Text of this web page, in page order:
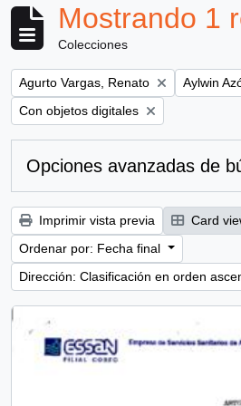
Mostrando 1
Colecciones
Remove filter:
Agurto Vargas, Renato Remove
Aylwin
Remove filter:
Con objetos digitales
Opciones avanzadas de
Imprimir vista previa Card
Ordenar por: Fecha final
Dirección: Clasificación en orden